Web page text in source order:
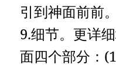
引到神面前前。
9.细节。更详
面四个部分：